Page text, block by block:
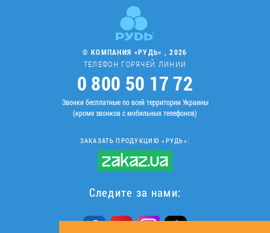
© КОМПАНИЯ «РУДЬ» , 2026
ТЕЛЕФОН ГОРЯЧЕЙ ЛИНИИ
0 800 50 17 72
Звонки бесплатные по всей территории Украины
(кроме звонков с мобильных телефонов)
ЗАКАЗАТЬ ПРОДУКЦИЮ «РУДЬ»:
Следите за нами: